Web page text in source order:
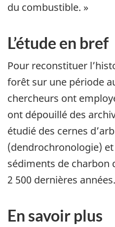
du combustible. »
L’étude en bref
Pour reconstituer
forêt sur une période
chercheurs ont
ont dépouillé des
étudié des cernes
(dendrochronologie) et
sédiments de charbon
2 500 dernières années.
En savoir plus